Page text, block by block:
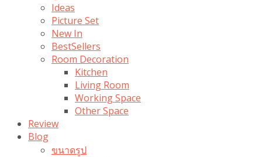
Ideas
Picture Set
New In
BestSellers
Room Decoration
Kitchen
Living Room
Working Space
Other Space
Review
Blog
ขนาดรูป